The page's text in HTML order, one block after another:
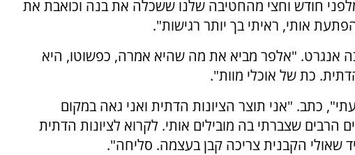
חודש וחצי מהחטיבה שלנו ששכלה את בנה וכואבת את
אותי, ראיתי בך יותר רגישות".
אנגרט. "אלפר מביא את מה שהיא אמרה, כפשוטו, היא
כת של אוכלי מוות".
כתב. "אני תוצר הציונות הדתית ואני גאה במקום
שצברתי בה מובילים אותי. לקרוא לציונות הדתית
שאולי הקבנית צריכה קבן בעצמה. סליחה".